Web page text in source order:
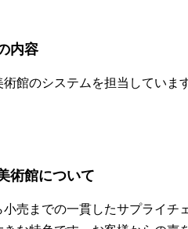
内容
術館のシステムを担当していま
術館について
小売までの一貫したサプライチ